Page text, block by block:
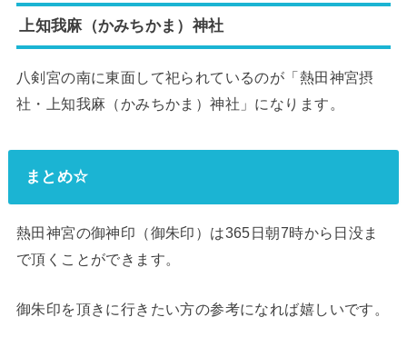
上知我麻（かみちかま）神社
八剣宮の南に東面して祀られているのが「熱田神宮摂
社・上知我麻（かみちかま）神社」になります。
まとめ☆
熱田神宮の御神印（御朱印）は365日朝7時から日没ま
で頂くことができます。
御朱印を頂きに行きたい方の参考になれば嬉しいです。